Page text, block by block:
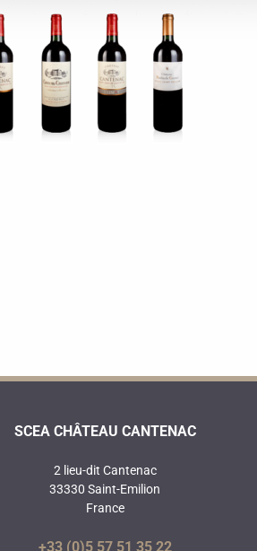
SCEA CHÂTEAU CANTENAC
2 lieu-dit Cantenac
33330 Saint-Emilion
France
+33 (0)5 57 51 35 22